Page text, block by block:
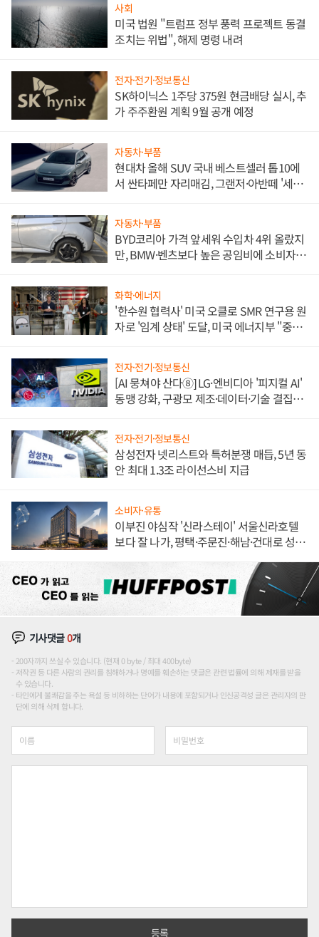
사회
미국 법원 "트럼프 정부 풍력 프로젝트 동결
조치는 위법", 해제 명령 내려
전자·전기·정보통신
SK하이닉스 1주당 375원 현금배당 실시, 추
가 주주환원 계획 9월 공개 예정
자동차·부품
현대차 올해 SUV 국내 베스트셀러 톱10에
서 싼타페만 자리매김, 그랜저·아반떼 '세단
자동차·부품
BYD코리아 가격 앞세워 수입차 4위 올랐지
만, BMW·벤츠보다 높은 공임비에 소비자
화학·에너지
'한수원 협력사' 미국 오클로 SMR 연구용 원
자로 '임계 상태' 도달, 미국 에너지부 "중요
전자·전기·정보통신
[AI 뭉쳐야 산다⑧] LG·엔비디아 '피지컬 AI'
동맹 강화, 구광모 제조·데이터·기술 결집
전자·전기·정보통신
삼성전자 넷리스트와 특허분쟁 매듭, 5년 동
안 최대 1.3조 라이선스비 지급
소비자·유통
이부진 야심작 '신라스테이' 서울신라호텔
보다 잘 나가, 평택·주문진·해남·건대로 성
기사댓글0개
200자까지 쓰실 수 있습니다. (현재 0 byte / 최대 400byte)
저작권 등 다른 사람의 권리를 침해하거나 명예를 훼손하는 댓글은 관련 법률에 의해 제재를 받을
수 있습니다.
타인에게 불쾌감을 주는 욕설 등 비하하는 단어가 내용에 포함되거나 인신공격성 글은 관리자의 판
단에 의해 삭제 합니다.